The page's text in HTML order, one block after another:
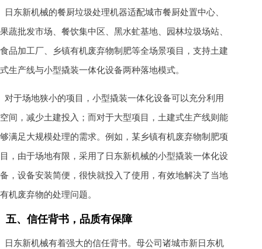
日东新机械的餐厨垃圾处理机器适配城市餐厨处置中心、
果蔬批发市场、餐饮集中区、黑水虻基地、园林垃圾场站、
食品加工厂、乡镇有机废弃物制肥等全场景项目，支持土建
式生产线与小型撬装一体化设备两种落地模式。
对于场地狭小的项目，小型撬装一体化设备可以充分利用
空间，减少土建投入；而对于大型项目，土建式生产线则能
够满足大规模处理的需求。例如，某乡镇有机废弃物制肥项
目，由于场地有限，采用了日东新机械的小型撬装一体化设
备，设备安装简便，很快就投入了使用，有效地解决了当地
有机废弃物的处理问题。
五、信任背书，品质有保障
日东新机械有着强大的信任背书。母公司诸城市新日东机